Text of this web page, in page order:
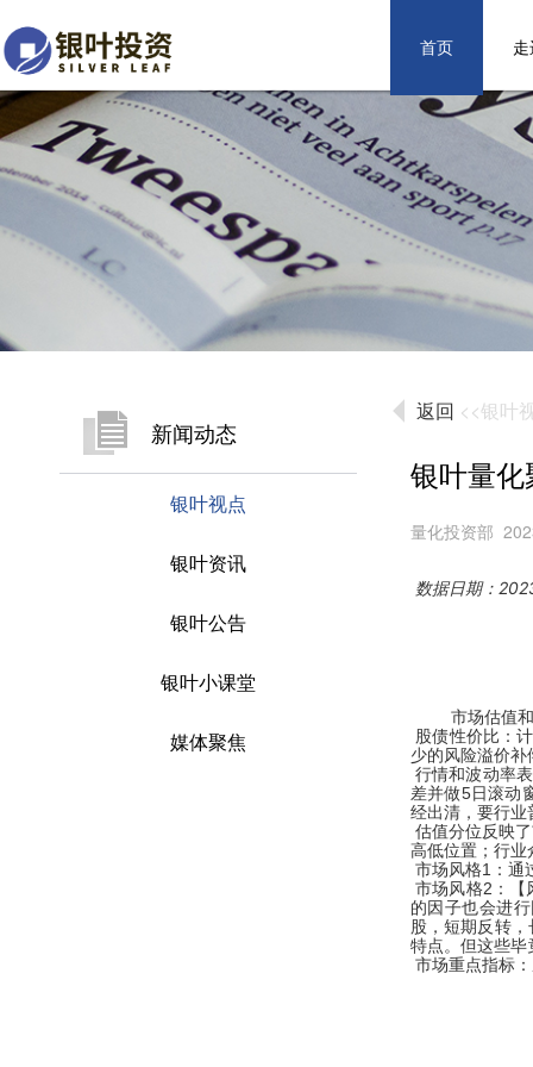
首页
新闻动态
银叶视点
银叶资讯
银叶公告
银叶小课堂
媒体聚焦
返回 <<银叶
银叶量
量化投资部
数据日期：
市场估值
股债性价比：
少的风险溢价
行情和波动率
差并做5日滚动
经出清，要行业
估值分位反映
高低位置；行业
市场风格1 ：
市场风格2 ：
的因子也会进
股，短期反转
特点。但这些毕
市场重点指标